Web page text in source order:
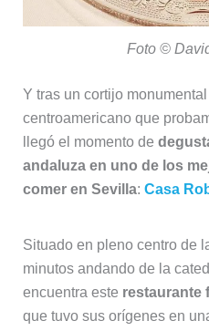
Foto ©
Y tras un cortijo
centroamericano que
llegó el momento de
andaluza en uno de los
comer en Sevilla: Casa
Situado en pleno centro de
minutos andando de la
encuentra este restaurante
que tuvo sus orígenes en